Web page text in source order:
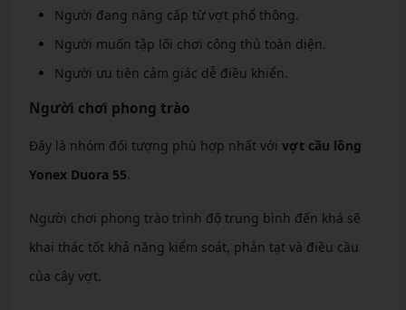
Người đang nâng cấp từ vợt phổ thông.
Người muốn tập lối chơi công thủ toàn diện.
Người ưu tiên cảm giác dễ điều khiển.
Người chơi phong trào
Đây là nhóm đối tượng phù hợp nhất với vợt cầu lông
Yonex Duora 55.
Người chơi phong trào trình độ trung bình đến khá sẽ
khai thác tốt khả năng kiểm soát, phản tạt và điều cầu
của cây vợt.